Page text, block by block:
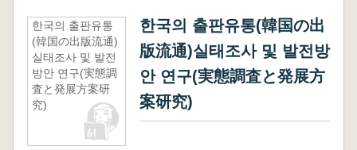
한국의 출판유통
(韓国の出版流通)
실태조사 및 발전
방안 연구(実態調
査と発展方案研
究)
한국의 출판유통(韓国の出
版流通)실태조사 및 발전방
안 연구(実態調査と発展方
案研究)